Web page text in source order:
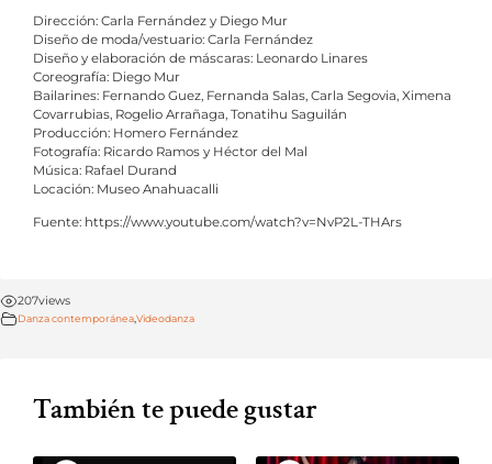
Dirección: Carla Fernández y Diego Mur
Diseño de moda/vestuario: Carla Fernández
Diseño y elaboración de máscaras: Leonardo Linares
Coreografía: Diego Mur
Bailarines: Fernando Guez, Fernanda Salas, Carla Segovia, Ximena
Covarrubias, Rogelio Arrañaga, Tonatihu Saguilán
Producción: Homero Fernández
Fotografía: Ricardo Ramos y Héctor del Mal
Música: Rafael Durand
Locación: Museo Anahuacalli
Fuente: https://www.youtube.com/watch?v=NvP2L-THArs
207views
Danza contemporánea,Videodanza
También te puede gustar